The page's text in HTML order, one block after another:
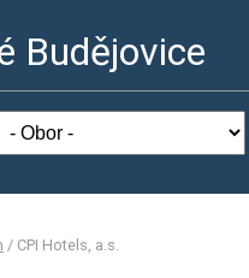
Budějovice
/ CPI Hotels, a.s.